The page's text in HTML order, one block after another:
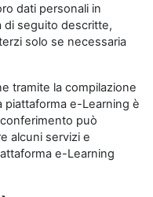
dati personali in
di seguito descritte,
solo se necessaria
tramite la compilazione
piattaforma e-Learning è
può
alcuni servizi e
e-Learning